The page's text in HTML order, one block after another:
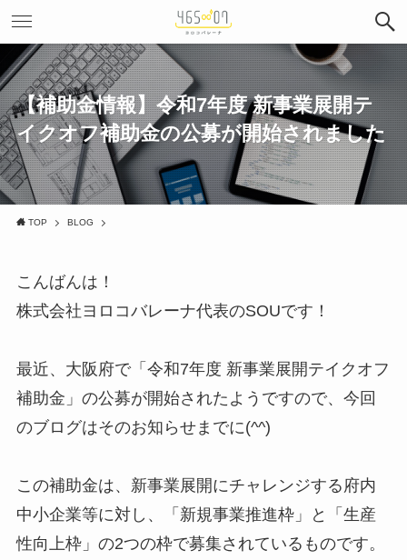
【補助金情報】令和7年度 新事業展開テ
イクオフ補助金の公募が開始されました
TOP BLOG
こんばんは！
株式会社ヨロコバレーナ代表のSOUです！
最近、大阪府で「令和7年度 新事業展開テイクオフ
補助金」の公募が開始されたようですので、今回
のブログはそのお知らせまでに(^^)
この補助金は、新事業展開にチャレンジする府内
中小企業等に対し、「新規事業推進枠」と「生産
性向上枠」の2つの枠で募集されているものです。